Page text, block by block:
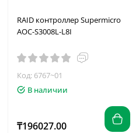
RAID контроллер Supermicro
AOC-S3008L-L8I
Код: 6767~01
В наличии
₸196027.00